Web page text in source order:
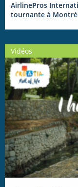
AirlinePros
tournante à
Vidéos